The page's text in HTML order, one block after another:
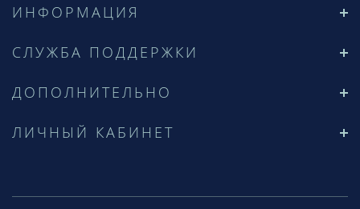
ИНФОРМАЦИЯ
СЛУЖБА ПОДДЕРЖКИ
ДОПОЛНИТЕЛЬНО
ЛИЧНЫЙ КАБИНЕТ